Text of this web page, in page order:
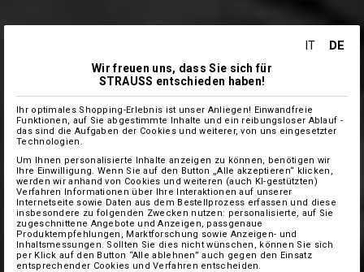
IT DE
Wir freuen uns, dass Sie sich für
STRAUSS entschieden haben!
Ihr optimales Shopping-Erlebnis ist unser Anliegen! Einwandfreie
Funktionen, auf Sie abgestimmte Inhalte und ein reibungsloser Ablauf -
das sind die Aufgaben der Cookies und weiterer, von uns eingesetzter
Technologien.
Um Ihnen personalisierte Inhalte anzeigen zu können, benötigen wir
Ihre Einwilligung. Wenn Sie auf den Button „Alle akzeptieren“ klicken,
werden wir anhand von Cookies und weiteren (auch KI-gestützten)
Verfahren Informationen über Ihre Interaktionen auf unserer
Internetseite sowie Daten aus dem Bestellprozess erfassen und diese
insbesondere zu folgenden Zwecken nutzen: personalisierte, auf Sie
zugeschnittene Angebote und Anzeigen, passgenaue
Produktempfehlungen, Marktforschung sowie Anzeigen- und
Inhaltsmessungen. Sollten Sie dies nicht wünschen, können Sie sich
per Klick auf den Button “Alle ablehnen” auch gegen den Einsatz
entsprechender Cookies und Verfahren entscheiden.